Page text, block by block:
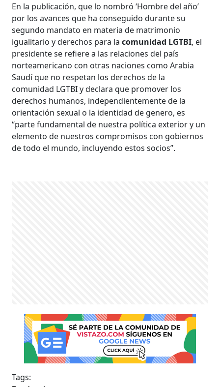
En la publicación, que lo nombró ‘Hombre del año’
por los avances que ha conseguido durante su
segundo mandato en materia de matrimonio
igualitario y derechos para lacomunidad LGTBI, el
presidente se refiere a las relaciones del país
norteamericano con otras naciones como Arabia
Saudí que no respetan los derechos de la
comunidad LGTBI y declara que promover los
derechos humanos, independientemente de la
orientación sexual o la identidad de genero, es
“parte fundamental de nuestra política exterior y un
elemento de nuestros compromisos con gobiernos
de todo el mundo, incluyendo estos socios”.
Tags: